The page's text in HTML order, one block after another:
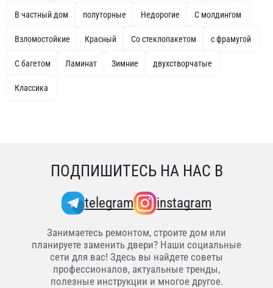
В частный дом полуторные Недорогие С молдингом
Взломостойкие Красный Со стеклопакетом с фрамугой
С багетом Ламинат Зимние двухстворчатые
Классика
ПОДПИШИТЕСЬ НА НАС В
telegram instagram
Занимаетесь ремонтом, строите дом или
планируете заменить двери? Наши социальные
сети для вас! Здесь вы найдете советы
профессионалов, актуальные тренды,
полезные инструкции и многое другое.